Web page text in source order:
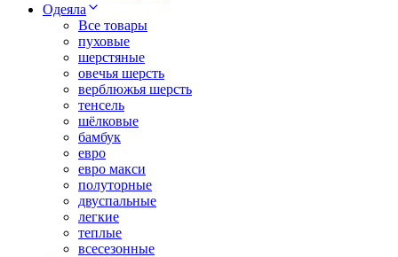
Одеяла
Все товары
пуховые
шерстяные
овечья шерсть
верблюжья шерсть
тенсель
шёлковые
бамбук
евро
евро макси
полуторные
двуспальные
легкие
теплые
всесезонные